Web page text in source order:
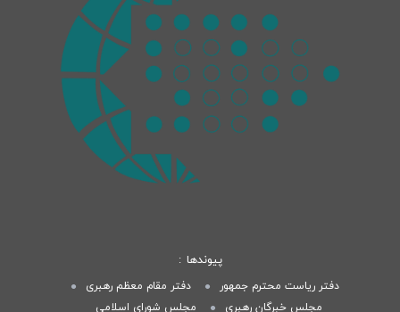
پیوندها
دفتر ریاست محترم جمهور
دفتر مقام معظم رهبری
مجلس خبرگان رهبری
مجلس شورای اسلامی